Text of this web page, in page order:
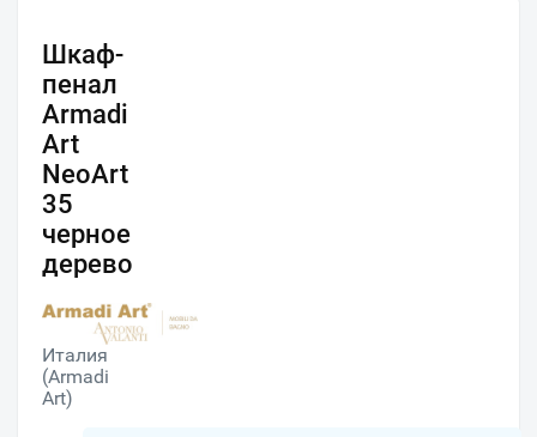
Шкаф-
пенал
Armadi
Art
NeoArt
35
черное
дерево
Италия
(Armadi
Art)